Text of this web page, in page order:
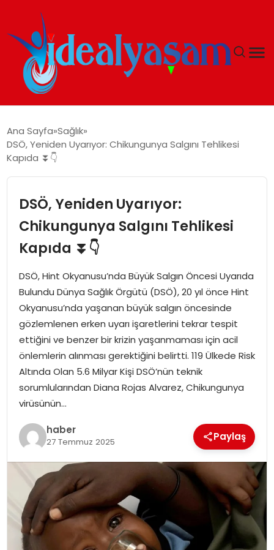
GÜNDEM
İDEAL SPOR
YAŞAM
MAGAZIN
SAĞLIK
SOSYAL HABER
Ana Sayfa Sağlık
DSÖ, Yeniden Uyarıyor: Chikungunya Salgını Tehlikesi
Kapıda ⏬👇
DSÖ, Yeniden Uyarıyor:
Chikungunya Salgını Tehlikesi
Kapıda ⏬👇
DSÖ, Hint Okyanusu’nda Büyük Salgın Öncesi Uyarıda
Bulundu Dünya Sağlık Örgütü (DSÖ), 20 yıl önce Hint
Okyanusu’nda yaşanan büyük salgın öncesinde
gözlemlenen erken uyarı işaretlerini tekrar tespit
ettiğini ve benzer bir krizin yaşanmaması için acil
önlemlerin alınması gerektiğini belirtti. 119 Ülkede Risk
Altında Olan 5.6 Milyar Kişi DSÖ’nün teknik
sorumlularından Diana Rojas Alvarez, Chikungunya
virüsünün…
haber
27 Temmuz 2025 Paylaş